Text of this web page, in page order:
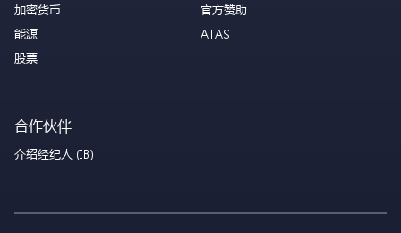
加密货币
能源
股票
官方赞助
ATAS
合作伙伴
介绍经纪人 (IB)